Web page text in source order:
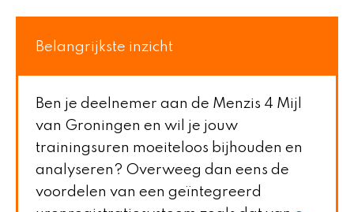
Belangrijkste inzicht
Ben je deelnemer aan de Menzis 4 Mijl
van Groningen en wil je jouw
trainingsuren moeiteloos bijhouden en
analyseren? Overweeg dan eens de
voordelen van een geïntegreerd